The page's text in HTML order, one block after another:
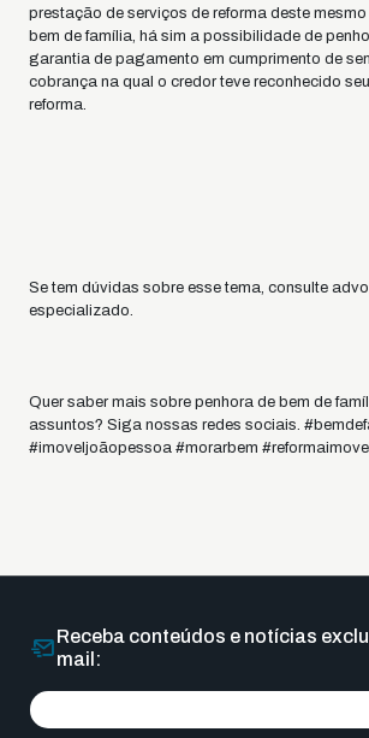
prestação de serviços de reforma deste
bem de família, há sim a possibilidade de
garantia de pagamento em cumprimento de
cobrança na qual o credor teve reconhecido
reforma.
Se tem dúvidas sobre esse tema, consulte
especializado.
Quer saber mais sobre penhora de bem de
assuntos? Siga nossas redes sociais.
#imoveljoãopessoa #morarbem #reformaimovel
Receba conteúdos e notícias
mail: